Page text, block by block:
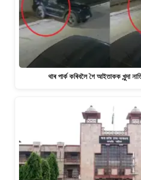
থাৰ পাৰ্ক কৰিবলৈ গৈ আইতাকক খুন্দা